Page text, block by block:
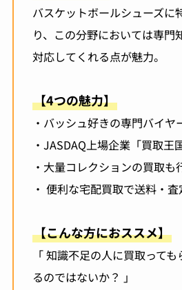
バスケットボールシューズに
り、この分野においては専門
対応してくれる点が魅力。
【4つの魅力】
・バッシュ好きの専門バイヤ
・JASDAQ上場企業「買取王
・大量コレクションの買取も
・ 便利な宅配買取で送料・
【こんな方におススメ】
「 知識不足の人に買取って
るのではないか？ 」